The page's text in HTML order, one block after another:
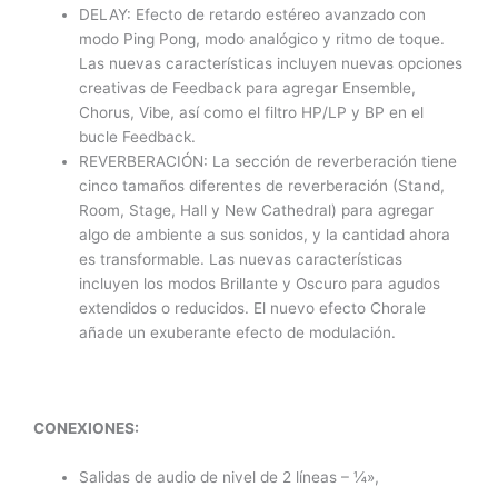
DELAY: Efecto de retardo estéreo avanzado con
modo Ping Pong, modo analógico y ritmo de toque.
Las nuevas características incluyen nuevas opciones
creativas de Feedback para agregar Ensemble,
Chorus, Vibe, así como el filtro HP/LP y BP en el
bucle Feedback.
REVERBERACIÓN: La sección de reverberación tiene
cinco tamaños diferentes de reverberación (Stand,
Room, Stage, Hall y New Cathedral) para agregar
algo de ambiente a sus sonidos, y la cantidad ahora
es transformable. Las nuevas características
incluyen los modos Brillante y Oscuro para agudos
extendidos o reducidos. El nuevo efecto Chorale
añade un exuberante efecto de modulación.
CONEXIONES:
Salidas de audio de nivel de 2 líneas – ¼»,